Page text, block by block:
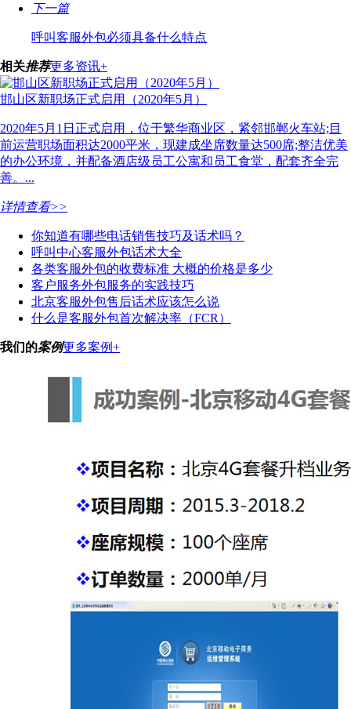
下一篇
呼叫客服外包必须具备什么特点
相关推荐更多资讯+
邯山区新职场正式启用（2020年5月）
2020年5月1日正式启用，位于繁华商业区，紧邻邯郸火车站;目
前运营职场面积达2000平米，现建成坐席数量达500席;整洁优美
的办公环境，并配备酒店级员工公寓和员工食堂，配套齐全完
善。...
详情查看>>
你知道有哪些电话销售技巧及话术吗？
呼叫中心客服外包话术大全
各类客服外包的收费标准 大概的价格是多少
客户服务外包服务的实践技巧
北京客服外包售后话术应该怎么说
什么是客服外包首次解决率（FCR）
我们的案例更多案例+